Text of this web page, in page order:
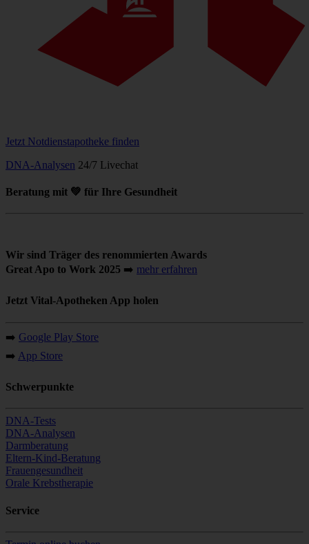
Jetzt Notdienstapotheke finden
DNA-Analysen 24/7 Livechat
Beratung mit 💚 für Ihre Gesundheit
Wir sind Träger des renommierten Awards
Great Apo to Work 2025 ➡️ mehr erfahren
Jetzt Vital-Apotheken App holen
➡️ Google Play Store
➡️ App Store
Schwerpunkte
DNA-Tests
DNA-Analysen
Darmberatung
Eltern-Kind-Beratung
Frauengesundheit
Orale Krebstherapie
Service